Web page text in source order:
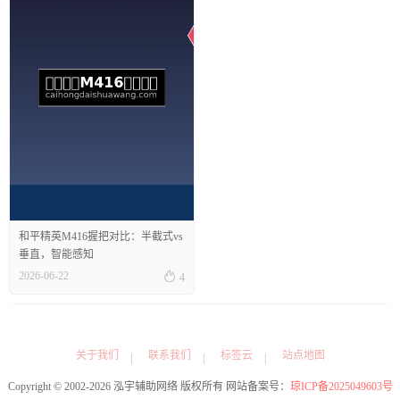
和平精英M416握把对比：半截式vs
垂直，智能感知
2026-06-22
 4
关于我们 联系我们 标签云 站点地图
Copyright © 2002-2026 泓宇辅助网络 版权所有 网站备案号： 琼ICP备2025049603号